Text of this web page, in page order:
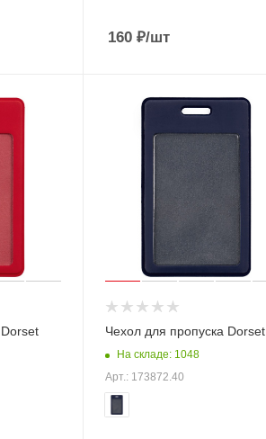
160₽/шт
Чехол для пропуска Dorset
На складе: 1048
Арт.: 173872.40